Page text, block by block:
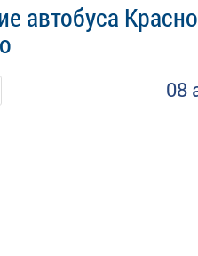
автобуса
08